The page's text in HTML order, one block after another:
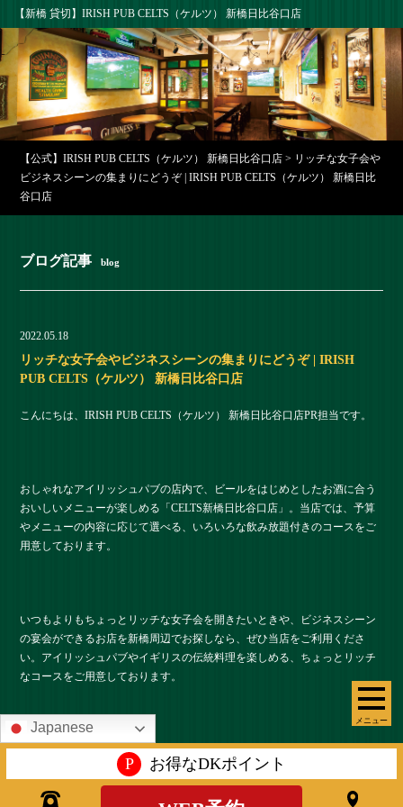
【新橋 貸切】IRISH PUB CELTS（ケルツ） 新橋日比谷口店
メニュー
【公式】IRISH PUB CELTS（ケルツ） 新橋日比谷口店 > リッチな女子会や
ビジネスシーンの集まりにどうぞ | IRISH PUB CELTS（ケルツ） 新橋日比
谷口店
ブログ記事 blog
2022.05.18
リッチな女子会やビジネスシーンの集まりにどうぞ | IRISH
PUB CELTS（ケルツ） 新橋日比谷口店
こんにちは、IRISH PUB CELTS（ケルツ） 新橋日比谷口店PR担当です。
おしゃれなアイリッシュパブの店内で、ビールをはじめとしたお酒に合う
おいしいメニューが楽しめる「CELTS新橋⽇⽐⾕⼝店」。当店では、予算
やメニューの内容に応じて選べる、いろいろな飲み放題付きのコースをご
用意しております。
いつもよりもちょっとリッチな女子会を開きたいときや、ビジネスシーン
の宴会ができるお店を新橋周辺でお探しなら、ぜひ当店をご利用くださ
い。アイリッシュパブやイギリスの伝統料理を楽しめる、ちょっとリッチ
なコースをご用意しております。
ボリュームも質もバランスのとれたケルツコース
Japanese
P お得なDKポイント